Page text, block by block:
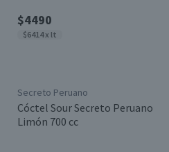
$4490
$6414 x lt
Secreto Peruano
Cóctel Sour Secreto Peruano
Limón 700 cc